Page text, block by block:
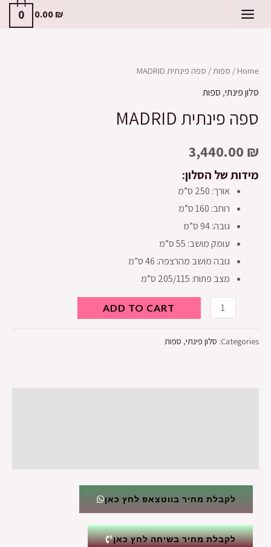
0.00₪
0
Home
/ ספות/ ספה פינתית MADRID
סלון פינתי, ספות
ספה פינתית MADRID
3,440.00 ₪
מידות של הסלון:
אורך: 250 ס”מ
רוחב: 160 ס”מ
גובה: 94 ס”מ
עומק מושב: 55 ס”מ
גובה מושב מהרצפה: 46 ס”מ
מצב פתוח: 205/115 ס”מ
ADD TO CART
Categories: סלון פינתי, ספות
לקבלת מחיר בווטצאפ לחץ כאן
לקבלת מחיר בשיחה לחץ כאן